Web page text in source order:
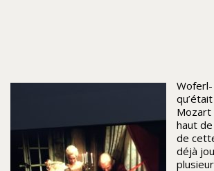
Woferl-
haut
de
déjà